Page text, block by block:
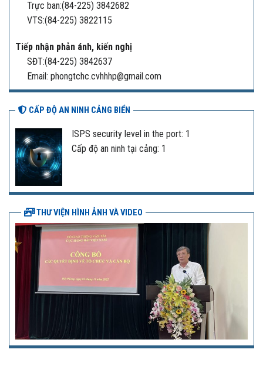
Trực ban:(84-225) 3842682
VTS:(84-225) 3822115
Tiếp nhận phản ánh, kiến nghị
SĐT:(84-225) 3842637
Email: phongtchc.cvhhhp@gmail.com
CẤP ĐỘ AN NINH CẢNG BIỂN
ISPS security level in the port: 1
Cấp độ an ninh tại cảng: 1
THƯ VIỆN HÌNH ẢNH VÀ VIDEO